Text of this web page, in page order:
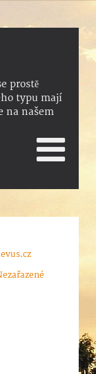
prostě
typu mají
na našem
evus.cz